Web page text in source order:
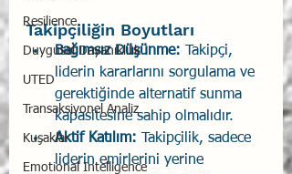
Resilience
Duygusal Dayanıklılık
UTED
Transaksiyonel Analiz
Kuşaklar
Emotional Intelligence
Takipçiliğin Boyutları
Bağımsız Düşünme: Takipçi,
liderin kararlarını sorgulama ve
gerektiğinde alternatif sunma
kapasitesine sahip olmalıdır.
Aktif Katılım: Takipçilik, sadece
liderin emirlerini yerine